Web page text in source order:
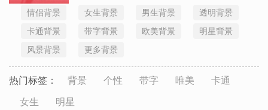
情侣背景 女生背景 男生背景
透明背景
卡通背景
带字背景 欧美背景
明星背景
风景背景
更多背景
热门标签： 背景 个性 带字 唯美 卡通
女生 明星